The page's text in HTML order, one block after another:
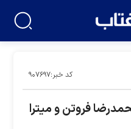
کد خبر:۹۰۷۶۹۷
فروتن و میترا